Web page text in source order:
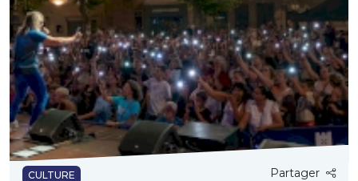
CULTURE Partager